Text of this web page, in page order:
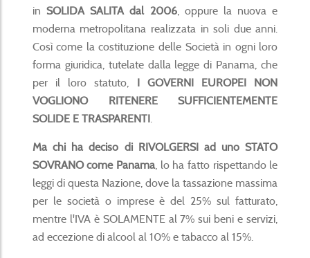
inSOLIDA SALITA dal 2006, oppure la nuova e
moderna metropolitana realizzata in soli due anni.
Così come la costituzione delle Società in ogni loro
forma giuridica, tutelate dalla legge di Panama, che
per il loro statuto, I GOVERNI EUROPEI NON
VOGLIONO RITENERE SUFFICIENTEMENTE
SOLIDE E TRASPARENTI.
Ma chi ha deciso di RIVOLGERSI ad uno STATO
SOVRANO come Panama, lo ha fatto rispettando le
leggi di questa Nazione, dove la tassazione massima
per le società o imprese è del 25% sul fatturato,
mentre l'IVA è SOLAMENTE al 7% sui beni e servizi,
ad eccezione di alcool al 10% e tabacco al 15%.